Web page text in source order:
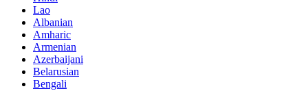
Lao
Albanian
Amharic
Armenian
Azerbaijani
Belarusian
Bengali